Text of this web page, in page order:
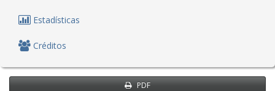
Estadísticas
Créditos
PDF